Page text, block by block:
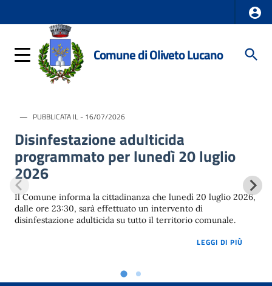
Comune di Oliveto Lucano
PUBBLICATA IL - 16/07/2026
Disinfestazione adulticida
programmato per lunedì 20 luglio
2026
Il Comune informa la cittadinanza che lunedì 20 luglio 2026,
dalle ore 23:30, sarà effettuato un intervento di
disinfestazione adulticida su tutto il territorio comunale.
LEGGI DI PIÙ